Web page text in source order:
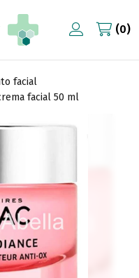
0
facial
facial 50 ml